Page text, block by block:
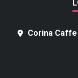
Corina